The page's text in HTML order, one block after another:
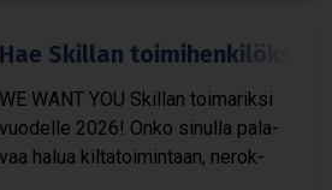
Hae Skil­lan toi­mi­hen­ki­löksi
WE WANT YOU Skil­lan toi­ma­riksi
vuo­delle 2026! Onko sinulla pala­
vaa halua kil­ta­toi­min­taan, nerok­